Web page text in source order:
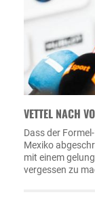
VETTEL NACH
Dass der
Mexiko
mit einem
vergessen zu